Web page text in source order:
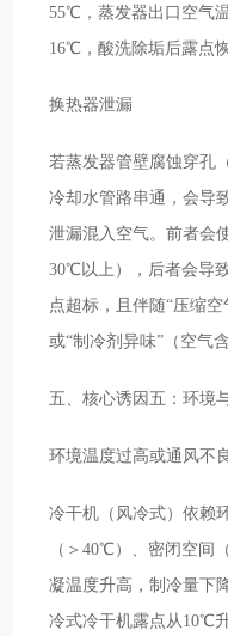
55℃，蒸发器出口空气
16℃，酸洗除垢后露点
换热器泄漏
若蒸发器管壁腐蚀穿孔
冷却水管路串通，会导
泄漏混入空气。前者会
30℃以上），后者会导
点超标，且伴随“压缩空
或“制冷剂异味”（空气
五、核心诱因五：环境
环境温度过高或通风不
冷干机（风冷式）依赖
（＞40℃）、密闭空间
凝温度升高，制冷量下
冷式冷干机露点从10℃